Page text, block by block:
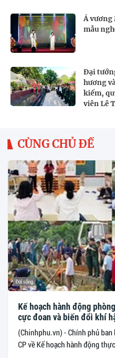
Á
mẫu
Đại
hương
kiếm,
viên Lê
CÙNG CHỦ ĐỀ
Đời sống
Kế hoạch hành động
cực đoan và biến đổi khí
(Chinhphu.vn) - Chính phủ
CP về Kế hoạch hành động